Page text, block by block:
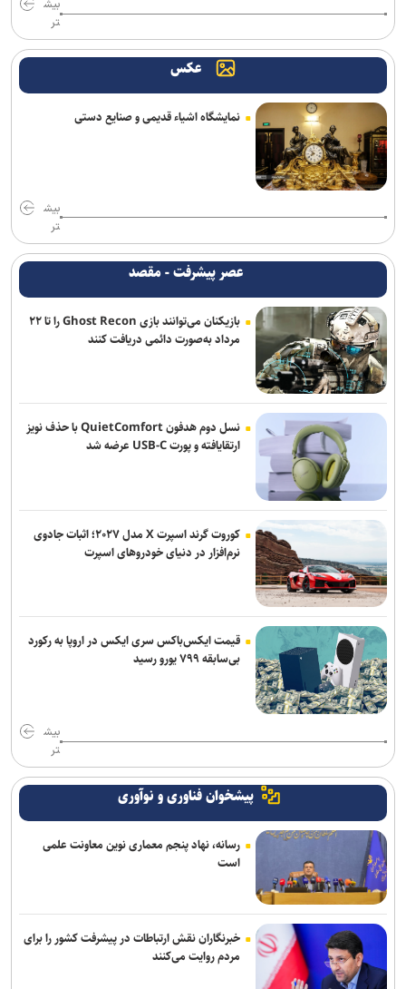
وحدت و انسجام است
سقوط آراء مرتبط با حزب نتانیاهو در آستانه انتخابات کنست
آمریکا تحریم‌های جدید علیه ایران اعمال کرد
مقام یمنی: عربستان از قدرت نظامی صنعا وحشت دارد
سناتور آمریکایی: جنگ غیرقانونی ترامپ علیه ایران باید فوراً متوقف شود
ادعای حکومت جولانی درباره خنثی‌سازی عملیات داعش در دمشق
روسیه: رقابت برای دبیرکلی سازمان ملل همچنان باز است
یورش صهیونیست‌ها به چند منطقه در کرانه باختری
قالیباف: قلم، امتداد شمشیر عدالت و رسانه، سنگر پاسداری از حقیقت
است
زمان آن فرا رسیده که به خود متکی باشیم و برادری واقعی را در پیش
گیریم
واکنش صنعا به توافق سه جانبه مکه
تجاوز جدید رژیم صهیونیستی به خاک سوریه
سی‌ان‌ان: فرماندهان آمریکایی به دنبال راه خروج از جنگ با ایران هستند
بیش
تر
عکس
نمایشگاه اشیاء قدیمی و صنایع دستی
بیش
تر
عصر پیشرفت - مقصد
بازیکنان می‌توانند بازی Ghost Recon را تا ۲۲
مرداد به‌صورت دائمی دریافت کنند
نسل دوم هدفون QuietComfort با حذف نویز
ارتقایافته و پورت USB-C عرضه شد
کوروت گرند اسپرت X مدل ۲۰۲۷؛ اثبات جادوی
نرم‌افزار در دنیای خودروهای اسپرت
قیمت ایکس‌باکس سری ایکس در اروپا به رکورد
بی‌سابقه ۷۹۹ یورو رسید
بیش
تر
پیشخوان فناوری و نوآوری
رسانه، نهاد پنجم معماری نوین معاونت علمی
است
خبرنگاران نقش ارتباطات در پیشرفت کشور را برای
مردم روایت می‌کنند